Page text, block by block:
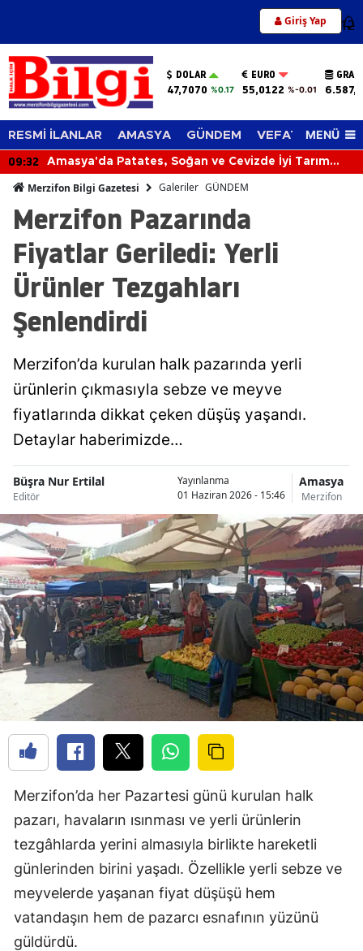
Giriş Yap 12
DOLAR
47,7070 %0.17
EURO
55,0122 %-0.01
RESMİ İLANLAR AMASYA GÜNDEM VEFAT EDENLER
MENÜ
09:32
Amasya'da Patates, Soğan ve Cevizde İyi Tarım
Merzifon Bilgi Gazetesi Galeriler GÜNDEM
Merzifon Pazarında
Fiyatlar Geriledi: Yerli
Ürünler Tezgahları
Şenlendirdi
Merzifon’da kurulan halk pazarında yerli
ürünlerin çıkmasıyla sebze ve meyve
fiyatlarında dikkat çeken düşüş yaşandı.
Detaylar haberimizde…
Büşra Nur Ertilal
Editör
Yayınlanma
01 Haziran 2026 - 15:46
Amasya
Merzifon
Merzifon’da her Pazartesi günü kurulan halk
pazarı, havaların ısınması ve yerli ürünlerin
tezgâhlarda yerini almasıyla birlikte hareketli
günlerinden birini yaşadı. Özellikle yerli sebze ve
meyvelerde yaşanan fiyat düşüşü hem
vatandaşın hem de pazarcı esnafının yüzünü
güldürdü.